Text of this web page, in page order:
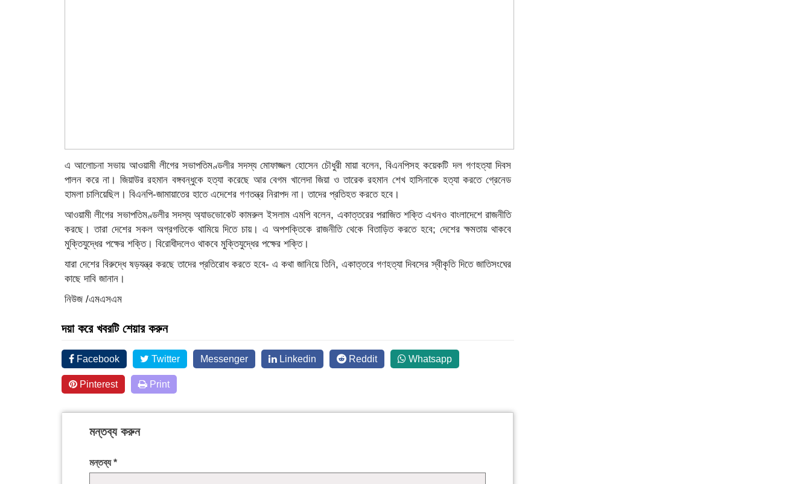
এ আলোচনা সভায় আওয়ামী লীগের সভাপতিমণ্ডলীর সদস্য মোফাজ্জল হোসেন চৌধুরী মায়া বলেন, বিএনপিসহ কয়েকটি দল গণহত্যা দিবস
পালন করে না। জিয়াউর রহমান বঙ্গবন্ধুকে হত্যা করেছে আর বেগম খালেদা জিয়া ও তারেক রহমান শেখ হাসিনাকে হত্যা করতে গ্রেনেড
হামলা চালিয়েছিল। বিএনপি-জামায়াতের হাতে এদেশের গণতন্ত্র নিরাপদ না। তাদের প্রতিহত করতে হবে।
আওয়ামী লীগের সভাপতিমণ্ডলীর সদস্য অ্যাডভোকেট কামরুল ইসলাম এমপি বলেন, একাত্তরের পরাজিত শক্তি এখনও বাংলাদেশে রাজনীতি
করছে। তারা দেশের সকল অগ্রগতিকে থামিয়ে দিতে চায়। এ অপশক্তিকে রাজনীতি থেকে বিতাড়িত করতে হবে; দেশের ক্ষমতায় থাকবে
মুক্তিযুদ্ধের পক্ষের শক্তি। বিরোধীদলেও থাকবে মুক্তিযুদ্ধের পক্ষের শক্তি।
যারা দেশের বিরুদ্ধে ষড়যন্ত্র করছে তাদের প্রতিরোধ করতে হবে- এ কথা জানিয়ে তিনি, একাত্তরে গণহত্যা দিবসের স্বীকৃতি দিতে জাতিসংঘের
কাছে দাবি জানান।
নিউজ /এমএসএম
দয়া করে খবরটি শেয়ার করুন
Facebook Twitter Messenger Linkedin Reddit Whatsapp
Pinterest Print
মন্তব্য করুন
মন্তব্য*